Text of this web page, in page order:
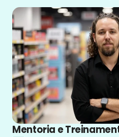
Mentoria e